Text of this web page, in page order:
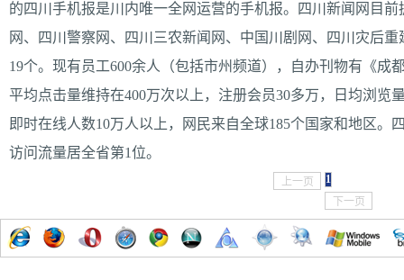
的四川手机报是川内唯一全网运营的手机报。四川新闻网目
网、四川警察网、四川三农新闻网、中国川剧网、四川灾后
19个。现有员工600余人（包括市州频道），自办刊物有《成
平均点击量维持在400万次以上，注册会员30多万，日均浏览
即时在线人数10万人以上，网民来自全球185个国家和地区。
访问流量居全省第1位。
上一页
1
下一页